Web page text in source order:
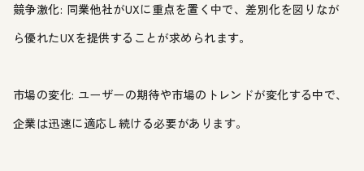
競争激化: 同業他社がUXに重点を置く中で、差別化を図りなが
ら優れたUXを提供することが求められます。
市場の変化: ユーザーの期待や市場のトレンドが変化する中で、
企業は迅速に適応し続ける必要があります。